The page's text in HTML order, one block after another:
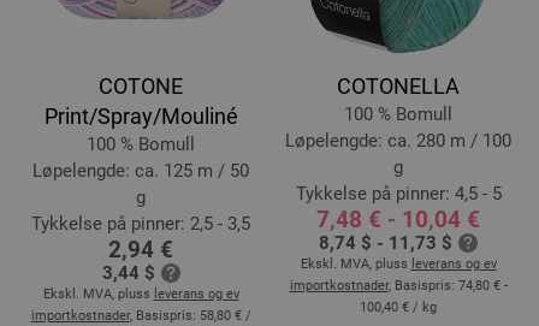
COTONE
Print/Spray/Mouliné
100 % Bomull
Løpelengde: ca. 125 m / 50
g
Tykkelse på pinner: 2,5 - 3,5
2,94 €
3,44 $
Ekskl. MVA, pluss leverans og ev
importkostnader, Basispris: 58,80 € /
COTONELLA
100 % Bomull
Løpelengde: ca. 280 m / 100
g
Tykkelse på pinner: 4,5 - 5
7,48 € - 10,04 €
8,74 $ - 11,73 $
Ekskl. MVA, pluss leverans og ev
importkostnader, Basispris: 74,80 € -
100,40 € / kg